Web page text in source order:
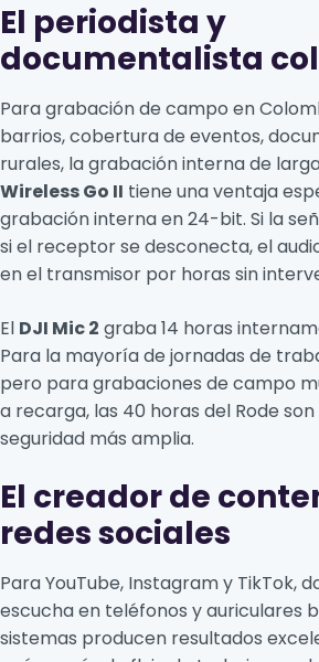
El periodista y
documentalista
Para grabación de campo en
barrios, cobertura de eventos,
rurales, la grabación interna de
Wireless Go II tiene una ventaja
grabación interna en 24-bit. Si la
si el receptor se desconecta, el
en el transmisor por horas sin
El DJI Mic 2 graba 14 horas
Para la mayoría de jornadas de
pero para grabaciones de campo
a recarga, las 40 horas del Rode
seguridad más amplia.
El creador de
redes sociales
Para YouTube, Instagram y TikTok,
escucha en teléfonos y auriculares
sistemas producen resultados